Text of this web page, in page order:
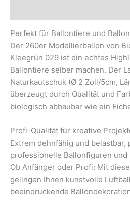
Perfekt für Ballontiere und
Der 260er Modellierballon von
Kleegrün 029 ist ein echtes
Ballontiere selber machen. Der
Naturkautschuk (Ø 2 Zoll/5cm,
überzeugt durch Qualität und
biologisch abbaubar wie ein
Profi-Qualität für kreative
Extrem dehnfähig und
professionelle Ballonfiguren
Ob Anfänger oder Profi: Mit
gelingen Ihnen kunstvolle
beeindruckende